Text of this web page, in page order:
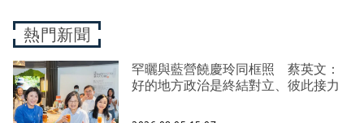
熱門新聞
罕曬與藍營饒慶玲同框照 蔡英文：
好的地方政治是終結對立、彼此接力